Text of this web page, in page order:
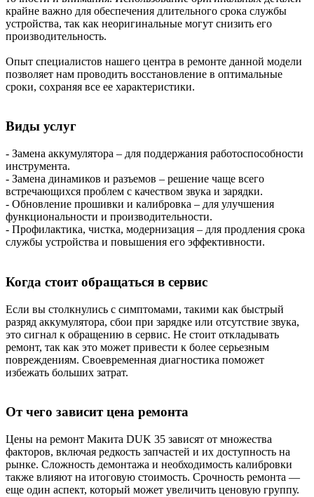
крайне важно для обеспечения длительного срока службы
устройства, так как неоригинальные могут снизить его
производительность.
Опыт специалистов нашего центра в ремонте данной модели
позволяет нам проводить восстановление в оптимальные
сроки, сохраняя все ее характеристики.
Виды услуг
- Замена аккумулятора – для поддержания работоспособности
инструмента.
- Замена динамиков и разъемов – решение чаще всего
встречающихся проблем с качеством звука и зарядки.
- Обновление прошивки и калибровка – для улучшения
функциональности и производительности.
- Профилактика, чистка, модернизация – для продления срока
службы устройства и повышения его эффективности.
Когда стоит обращаться в сервис
Если вы столкнулись с симптомами, такими как быстрый
разряд аккумулятора, сбои при зарядке или отсутствие звука,
это сигнал к обращению в сервис. Не стоит откладывать
ремонт, так как это может привести к более серьезным
повреждениям. Своевременная диагностика поможет
избежать больших затрат.
От чего зависит цена ремонта
Цены на ремонт Макита DUK 35 зависят от множества
факторов, включая редкость запчастей и их доступность на
рынке. Сложность демонтажа и необходимость калибровки
также влияют на итоговую стоимость. Срочность ремонта —
еще один аспект, который может увеличить ценовую группу.